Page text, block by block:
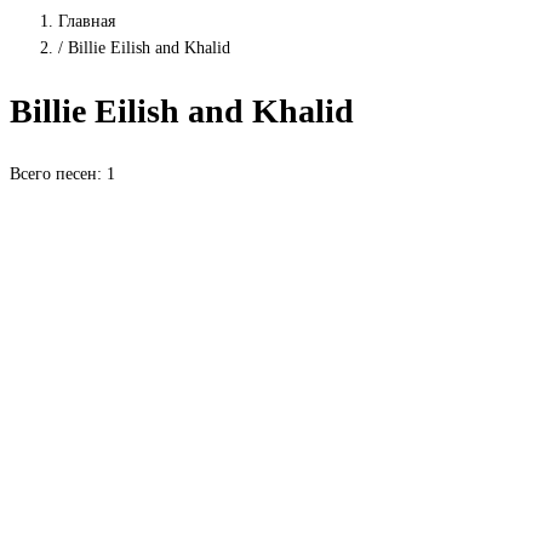
Главная
/ Billie Eilish and Khalid
Billie Eilish and Khalid
Всего песен: 1